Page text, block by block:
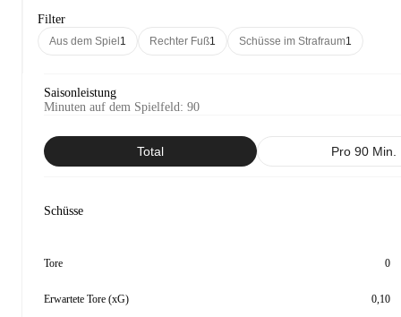
Filter
Aus dem Spiel 1 Rechter Fuß1 Schüsse im Strafraum1
Saisonleistung
Minuten auf dem Spielfeld: 90
Total Pro 90 Min.
Schüsse
Tore 0
Erwartete Tore (xG) 0,10